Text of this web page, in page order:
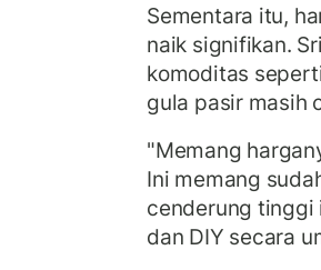
Sementara itu,
naik signifikan.
komoditas
gula pasir masih
"Memang
Ini memang
cenderung tinggi
dan DIY secara